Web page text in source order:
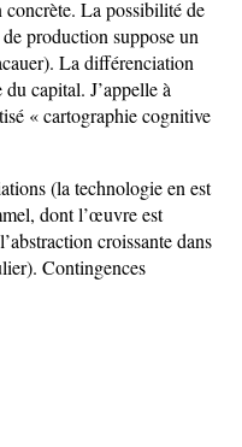
concrète. La possibilité de
production suppose un
La différenciation
capital. J’appelle à
« cartographie cognitive
(la technologie en est
dont l’œuvre est
croissante dans
Contingences